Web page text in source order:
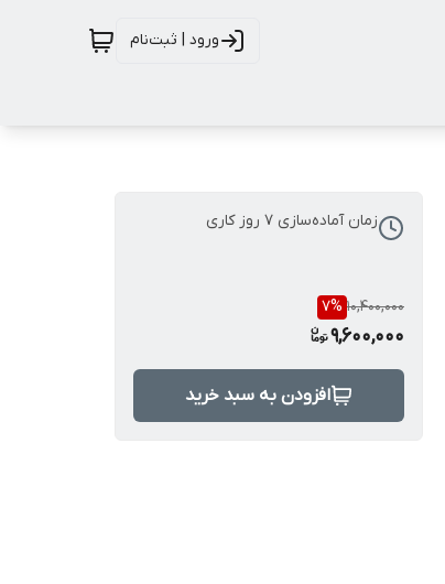
ورود | ثبت‌نام
زمان آماده‌سازی 7 روز کاری
10,400,000
7%
9,600,000
افزودن به سبد خرید